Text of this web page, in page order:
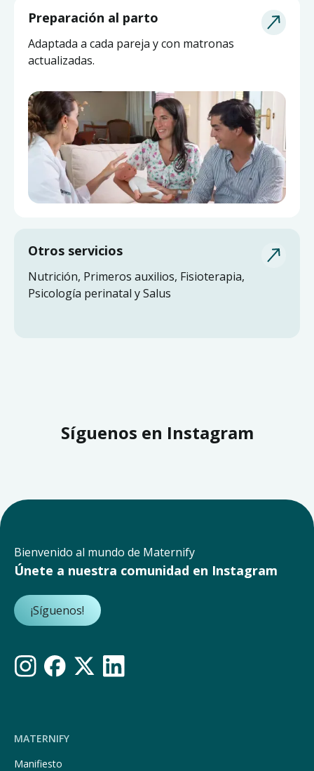
Asesoría de Lactancia
Pide ayuda a una matrona experta y actualizada
sin salir de casa.
Preparación al parto
Adaptada a cada pareja y con matronas
actualizadas.
Otros servicios
Nutrición, Primeros auxilios, Fisioterapia,
Psicología perinatal y Salus
Síguenos en Instagram
Bienvenido al mundo de Maternify
Únete a nuestra comunidad en Instagram
¡Síguenos!
MATERNIFY
Manifiesto